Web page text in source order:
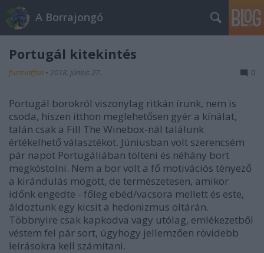
A Borrajongó
Portugál kitekintés
furmintfan • 2018. június 27. 0
Portugál borokról viszonylag ritkán írunk, nem is
csoda, hiszen itthon meglehetősen gyér a kínálat,
talán csak a Fill The Winebox-nál találunk
értékelhető választékot. Júniusban volt szerencsém
pár napot Portugáliában tölteni és néhány bort
megkóstolni. Nem a bor volt a fő motivációs tényező
a kirándulás mögött, de természetesen, amikor
időnk engedte - főleg ebéd/vacsora mellett és este,
áldoztunk egy kicsit a hedonizmus oltárán.
Többnyire csak kapkodva vagy utólag, emlékezetből
véstem fel pár sort, úgyhogy jellemzően rövidebb
leírásokra kell számítani.